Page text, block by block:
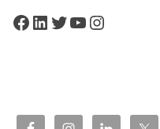
Facebook
LinkedIn
Twitter
YouTube